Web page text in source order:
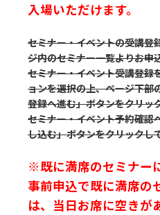
入場いただけます。
セミナー・イベントの受講登
ジ内のセミナー一覧よりお申
セミナー・イベント受講登録
ョンを選択の上、ページ下部
登録へ進む」ボタンをクリッ
セミナー・イベント予約確認
し込む」ボタンをクリックし
※既に満席のセミナー
事前申込で既に満席の
は、当日お席に空きが